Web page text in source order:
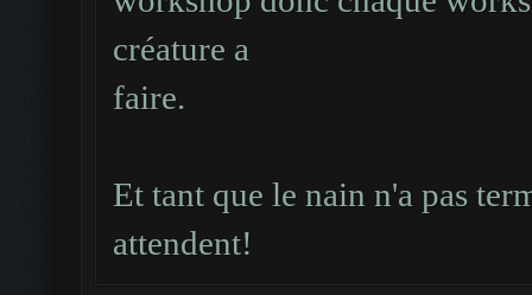
créature a
faire.
Et tant que le nain n'a pas
attendent!